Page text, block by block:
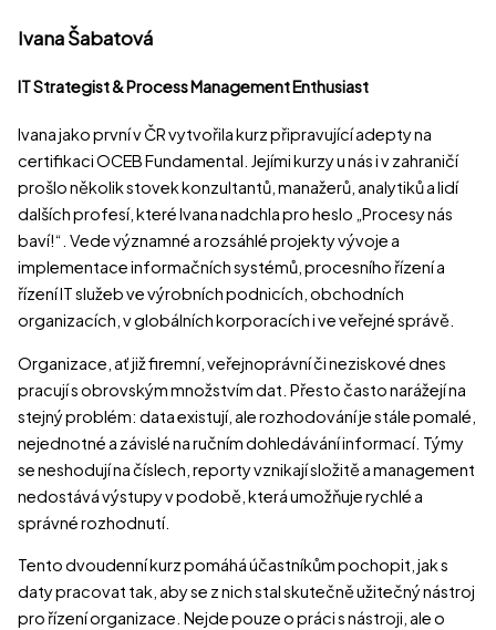
Ivana Šabatová
IT Strategist & Process Management Enthusiast
Ivana jako první v ČR vytvořila kurz připravující adepty na
certifikaci OCEB Fundamental. Jejími kurzy u nás i v zahraničí
prošlo několik stovek konzultantů, manažerů, analytiků a lidí
dalších profesí, které Ivana nadchla pro heslo „Procesy nás
baví!“. Vede významné a rozsáhlé projekty vývoje a
implementace informačních systémů, procesního řízení a
řízení IT služeb ve výrobních podnicích, obchodních
organizacích, v globálních korporacích i ve veřejné správě.
Organizace, ať již firemní, veřejnoprávní či neziskové dnes
pracují s obrovským množstvím dat. Přesto často narážejí na
stejný problém: data existují, ale rozhodování je stále pomalé,
nejednotné a závislé na ručním dohledávání informací. Týmy
se neshodují na číslech, reporty vznikají složitě a management
nedostává výstupy v podobě, která umožňuje rychlé a
správné rozhodnutí.
Tento dvoudenní kurz pomáhá účastníkům pochopit, jak s
daty pracovat tak, aby se z nich stal skutečně užitečný nástroj
pro řízení organizace. Nejde pouze o práci s nástroji, ale o